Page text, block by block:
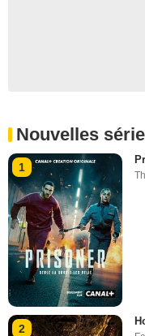
Nouvelles
1
2